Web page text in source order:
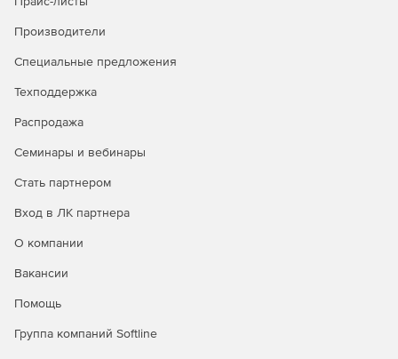
Повышение быстродействия осмотра данных за счет
ознакомления.
Взаимодействие как с адресацией четвертого
зависимости от типов проверяемых файлов.
Изоляция зараженных объектов в карантине.
конфигурациями серверов защиты и получение от
них отчетов.
Производители
Специальные предложения
Техподдержка
Распродажа
Семинары и вебинары
Стать партнером
Вход в ЛК партнера
О компании
Вакансии
Помощь
Группа компаний Softline